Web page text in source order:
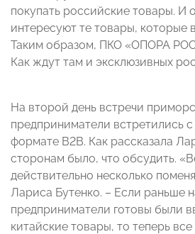
покупать российские товары. И
интересуют те товары, которые
Таким образом, ПКО «ОПОРА
Как ждут там и эксклюзивных
На второй день встречи
предприниматели встретились
формате B2B. Как рассказала
сторонам было, что обсудить.
действительно несколько
Лариса Бутенко. – Если раньше
предприниматели готовы были
китайские товары, то теперь